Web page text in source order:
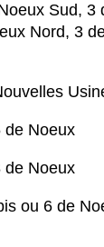
Sud, 3
Nord, 3
de Noeux
de Noeux
ou 6 de